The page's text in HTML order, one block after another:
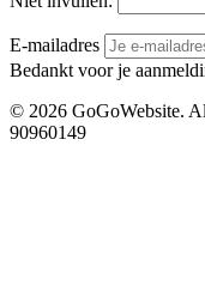
E-mailadres
Bedankt voor je
© 2026 GoGoWebsite.
90960149